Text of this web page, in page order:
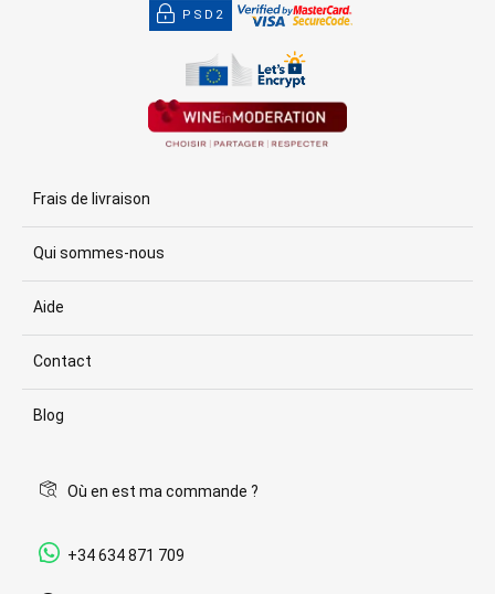
PSD2
Frais de livraison
Qui sommes-nous
Aide
Contact
Blog
Où en est ma commande ?
+34 634 871 709